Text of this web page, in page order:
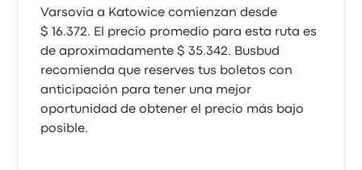
Varsovia a Katowice comienzan desde
$ 16.372. El precio promedio para esta ruta es
de aproximadamente $ 35.342. Busbud
recomienda que reserves tus boletos con
anticipación para tener una mejor
oportunidad de obtener el precio más bajo
posible.